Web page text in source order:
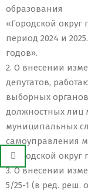
образования
«Городской округ
период 2024 и 2025.
годов».
2. О внесении
депутатов,
выборных
должностных лиц
муниципальных
самоуправления
«Городской
3. О внесении
5/25-1 (в ред. реш.